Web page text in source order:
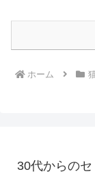
ホーム
30代からの